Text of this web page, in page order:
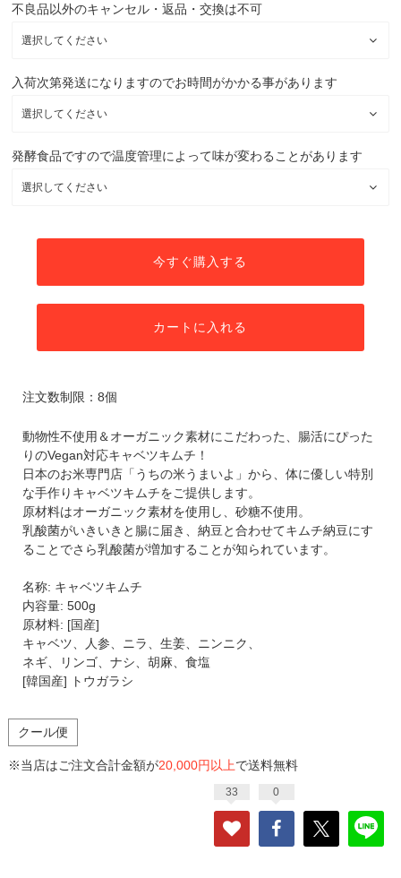
不良品以外のキャンセル・返品・交換は不可
入荷次第発送になりますのでお時間がかかる事があります
発酵食品ですので温度管理によって味が変わることがあります
今すぐ購入する
カートに入れる
注文数制限：8個
動物性不使用＆オーガニック素材にこだわった、腸活にぴった
りのVegan対応キャベツキムチ！
日本のお米専門店「うちの米うまいよ」から、体に優しい特別
な手作りキャベツキムチをご提供します。
原材料はオーガニック素材を使用し、砂糖不使用。
乳酸菌がいきいきと腸に届き、納豆と合わせてキムチ納豆にす
ることでさら乳酸菌が増加することが知られています。
名称: キャベツキムチ
内容量: 500g
原材料: [国産]
キャベツ、人参、ニラ、生姜、ニンニク、
ネギ、リンゴ、ナシ、胡麻、食塩
[韓国産] トウガラシ
クール便
※当店はご注文合計金額が20,000円以上で送料無料
33 0